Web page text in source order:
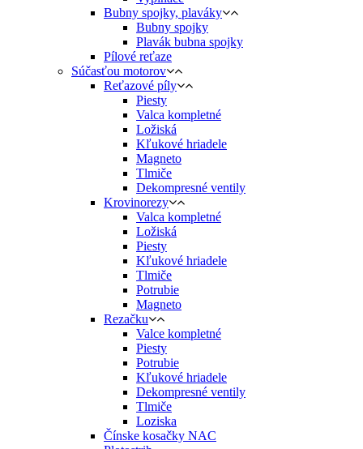
Bubny spojky, plaváky
Bubny spojky
Plavák bubna spojky
Pílové reťaze
Súčasťou motorov
Reťazové píly
Piesty
Valca kompletné
Ložiská
Kľukové hriadele
Magneto
Tlmiče
Dekompresné ventily
Krovinorezy
Valca kompletné
Ložiská
Piesty
Kľukové hriadele
Tlmiče
Potrubie
Magneto
Rezačku
Valce kompletné
Piesty
Potrubie
Kľukové hriadele
Dekompresné ventily
Tlmiče
Loziska
Čínske kosačky NAC